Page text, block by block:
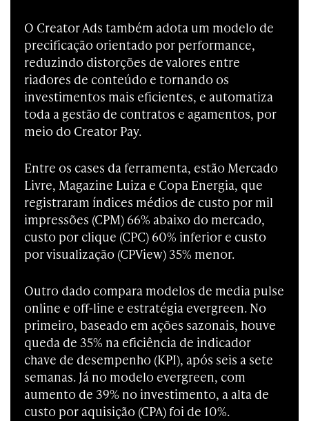
O Creator Ads também adota um modelo de
precificação orientado por performance,
reduzindo distorções de valores entre
riadores de conteúdo e tornando os
investimentos mais eficientes, e automatiza
toda a gestão de contratos e agamentos, por
meio do Creator Pay.
Entre os cases da ferramenta, estão Mercado
Livre, Magazine Luiza e Copa Energia, que
registraram índices médios de custo por mil
impressões (CPM) 66% abaixo do mercado,
custo por clique (CPC) 60% inferior e custo
por visualização (CPView) 35% menor.
Outro dado compara modelos de media pulse
online e off-line e estratégia evergreen. No
primeiro, baseado em ações sazonais, houve
queda de 35% na eficiência de indicador
chave de desempenho (KPI), após seis a sete
semanas. Já no modelo evergreen, com
aumento de 39% no investimento, a alta de
custo por aquisição (CPA) foi de 10%.